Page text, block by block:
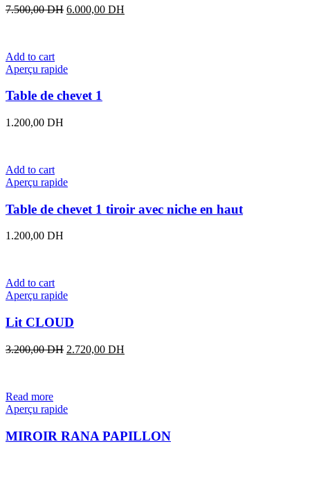
7.500,00DH Original
6.000,00 DH
Add to cart
Aperçu rapide
Table de chevet 1
1.200,00 DH
Add to cart
Aperçu rapide
Table de chevet 1 tiroir avec niche en haut
1.200,00 DH
Add to cart
Aperçu rapide
Lit CLOUD
3.200,00DH Original
2.720,00 DH
Read more
Aperçu rapide
MIROIR RANA PAPILLON